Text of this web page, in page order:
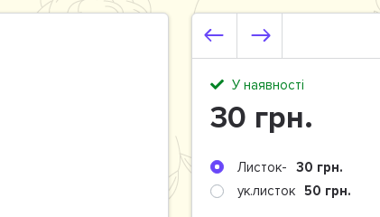
У наявності
30 грн.
Листок-
30 грн.
ук.листок 50 грн.